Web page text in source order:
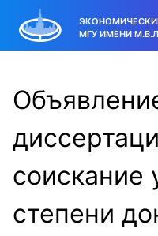
МГУ ИМЕНИ
соискание
степени